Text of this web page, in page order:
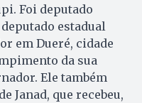
Foi deputado
estadual
em Dueré, cidade
da sua
Ele também
Janad, que recebeu,